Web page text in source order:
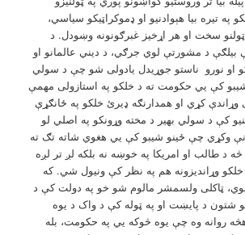
په تیره بیا هېوادنیو او ډموکراټيکو سیاسي،
سخت او هر اړخیز غبرګونونه وښودل. د
بیلګې د مشورتې لوي جرګي، د دیني عالمانو او
نورو ناستو جوړیدل یادولی شو چې د سولي
کې یي حکومت ته د خلکو په استازولی مهمې
کړي او همدارنګه ډيرئ خلکو په ځانګړې
کې د سولي بهیر د مخته وړونکو په اصلي لو
وکړي چې ځينو شیبو کې یي هغوي شاته تګ ته
د طالب او امریکا په خوښه نه بلکه لږ تر لږه
وړاندیزونه هم په نظر کې ونیول شي. که
ټاکلی ولسمشر مالوم شو خو په دولت کې د
شتون د پایښت او په ټوله کې د واک د یوه
روانه وه چې یوه څوکه يي په حکومت، بله